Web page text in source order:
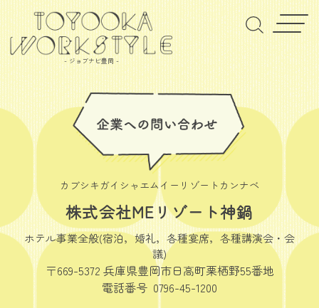
- ジョブナビ豊岡 -
カブシキガイシャエムイーリゾートカンナベ
株式会社MEリゾート神鍋
ホテル事業全般(宿泊，婚礼，各種宴席，各種講演会・会
議)
〒669-5372 兵庫県豊岡市日高町栗栖野55番地
電話番号 0796-45-1200